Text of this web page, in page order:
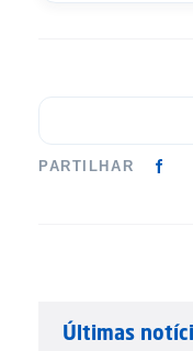
PARTILHAR
Últimas